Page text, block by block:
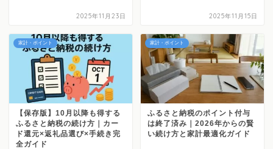
2025年11月23日 2025年11月15日
家計・ポイント
【保存版】10月以降も得する
ふるさと納税の続け方｜カー
ド還元×返礼品選び×手続き完
全ガイド
家計・ポイント
ふるさと納税のポイント付与
は終了済み｜2026年からの賢
い続け方と家計最適化ガイド